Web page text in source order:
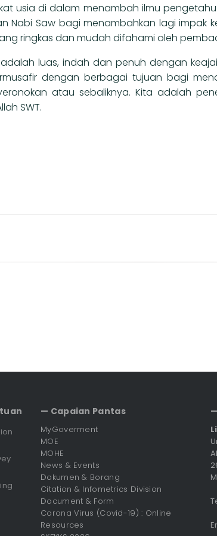
usia di dalam menambah ilmu
Nabi Saw bagi menambahkan lagi
ringkas dan mudah difahami oleh
luas, indah dan penuh dengan
dengan berbagai tujuan bagi
atau sebaliknya. Kita adalah
SWT.
— Capaian Pantas
MyGoverment
MOE
MOHE
News & Events
Dokumen & Borang
Citation & Infometrics Division
Document & Form
Corona Virus (Covid-19) : Online
Resources